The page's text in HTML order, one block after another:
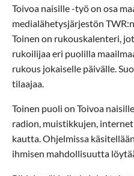
Toivoa naisille -työ on osa
medialähetysjärjestön
Toinen on rukouskalenteri,
rukoilijaa eri puolilla
rukous jokaiselle päivälle.
tilaajaa.
Toinen puoli on Toivoa
radion, muistikkujen,
kautta. Ohjelmissa
ihmisen mahdollisuutta